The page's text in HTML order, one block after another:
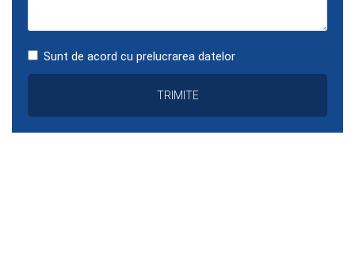
Sunt de acord cu prelucrarea datelor